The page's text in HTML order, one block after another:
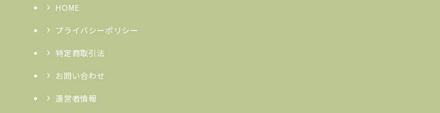
HOME
プライバシーポリシー
特定商取引法
お問い合わせ
運営者情報